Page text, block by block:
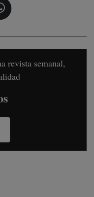
revista semanal,